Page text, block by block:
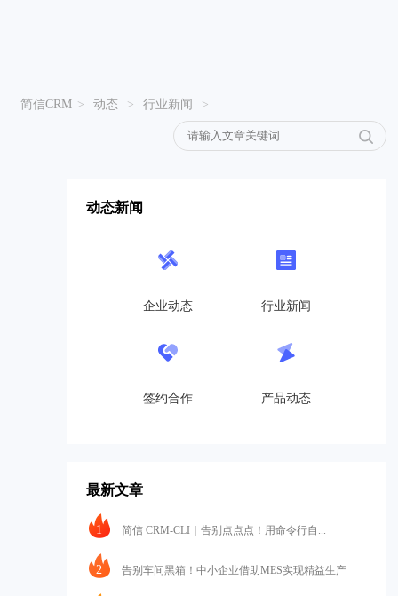
简信CRM > 动态 > 行业新闻 >
动态新闻
企业动态 行业新闻
签约合作 产品动态
最新文章
1 简信 CRM-CLI｜告别点点点！用命令行自...
2 告别车间黑箱！中小企业借助MES实现精益生产